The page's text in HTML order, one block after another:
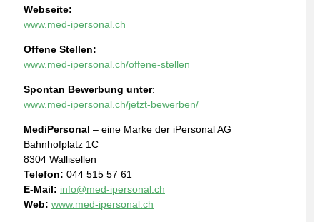
Webseite:
www.med-ipersonal.ch
Offene Stellen:
www.med-ipersonal.ch/offene-stellen
Spontan Bewerbung unter:
www.med-ipersonal.ch/jetzt-bewerben/
MediPersonal – eine Marke der iPersonal AG
Bahnhofplatz 1C
8304 Wallisellen
Telefon: 044 515 57 61
E-Mail: info@med-ipersonal.ch
Web: www.med-ipersonal.ch